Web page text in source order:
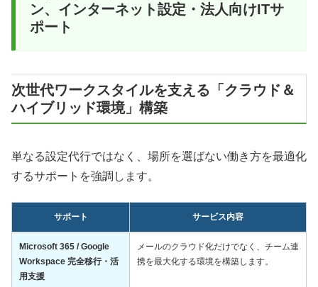
ン、インターネット設定・法人向けITサ
ポート
次世代ワークスタイルを支える「クラウド＆
ハイブリッド環境」構築
単なる設定代行ではなく、場所を選ばない働き方を最適化
するサポートを強調します。
サポート サービス内容
Microsoft 365 / Google
Workspace 完全移行・活
用支援
メールのクラウド化だけでなく、チーム連
携を最大化する環境を構築します。